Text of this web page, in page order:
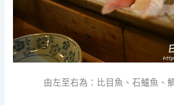
由左至右為：比目魚、石鱸魚、